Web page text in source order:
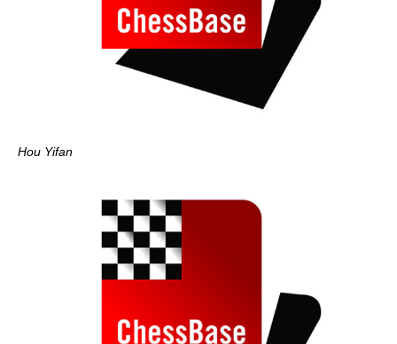
Hou Yifan